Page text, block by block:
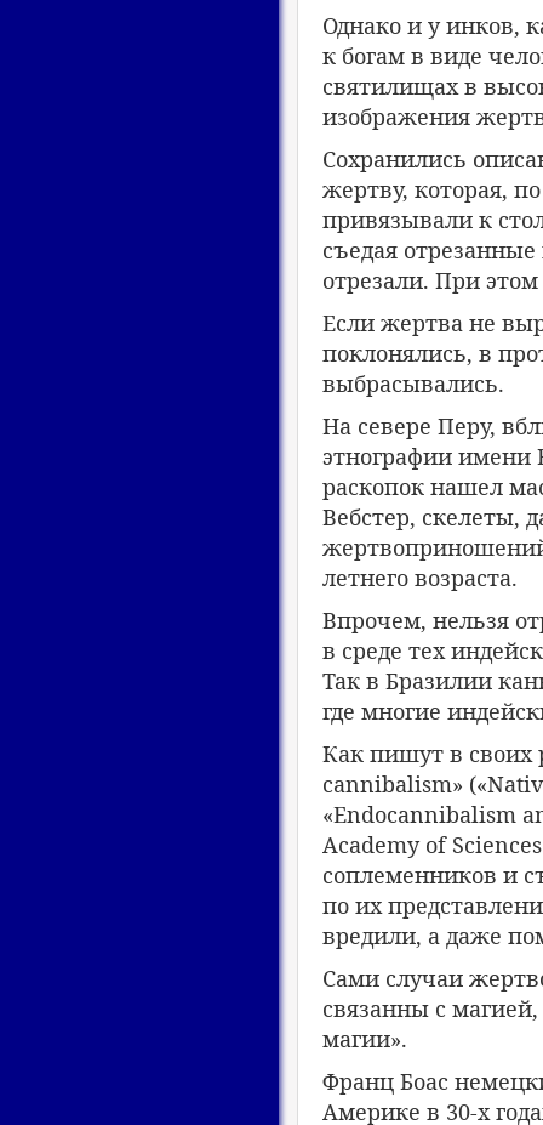
Однако и у инков,
к богам в виде
святилищах в
изображения
Сохранились
жертву, которая,
привязывали к
съедая отрезанные
отрезали. При
Если жертва не
поклонялись, в
выбрасывались.
На севере Перу,
этнографии имени
раскопок нашел
Вебстер, скелеты,
летнего возраста.
Впрочем, нельзя
в среде тех
Так в Бразилии
где многие
Как пишут в своих
cannibalism»
«Endocannibalism
Academy of
соплеменников и
по их
вредили, а даже
Сами случаи
связанны с
магии».
Франц Боас
Америке в 30-х